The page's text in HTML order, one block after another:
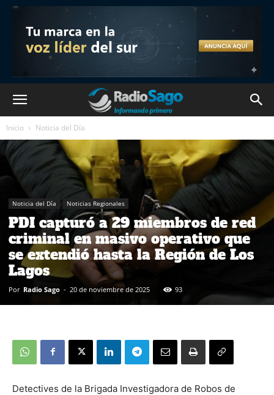
Inicio Noticia del Día
Noticia del Día Noticias Regionales
PDI capturó a 29 miembros de red
criminal en masivo operativo que
se extendió hasta la Región de Los
Lagos
Por Radio Sago - 20 de noviembre de 2025 93
Detectives de la Brigada Investigadora de Robos de